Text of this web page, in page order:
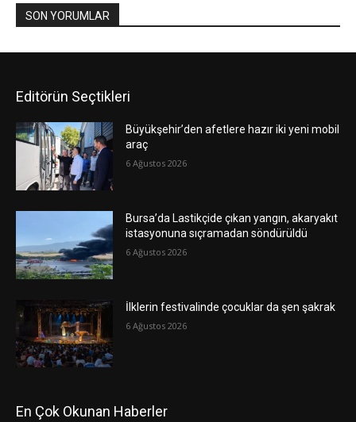
SON YORUMLAR
Editörün Seçtikleri
Büyükşehir’den afetlere hazır iki yeni mobil
araç
6 Ağustos 2026
Bursa’da Lastikçide çıkan yangın, akaryakıt
istasyonuna sıçramadan söndürüldü
6 Ağustos 2026
İlklerin festivalinde çocuklar da şen şakrak
6 Ağustos 2026
En Çok Okunan Haberler